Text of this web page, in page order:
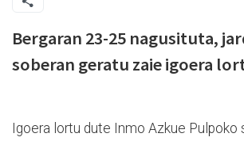
Bergaran 23-25 nagusituta,
soberan geratu zaie igoera
Igoera lortu dute Inmo Azkue Pulpoko